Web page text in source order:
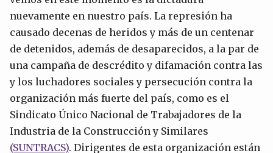
nuevamente en nuestro país. La represión ha
causado decenas de heridos y más de un centenar
de detenidos, además de desaparecidos, a la par de
una campaña de descrédito y difamación contra las
y los luchadores sociales y persecución contra la
organización más fuerte del país, como es el
Sindicato Único Nacional de Trabajadores de la
Industria de la Construcción y Similares
(SUNTRACS). Dirigentes de esta organización están